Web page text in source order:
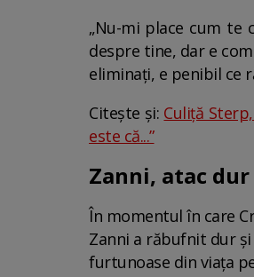
„Nu-mi place cum
despre tine, dar e
eliminați, e penibil ce
Citește și: Culiță
este că...”
Zanni, atac
În momentul în care
Zanni a răbufnit dur
furtunoase din viața